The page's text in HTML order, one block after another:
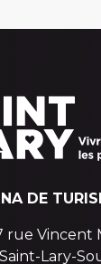
DE
rue Vincent
Lary-